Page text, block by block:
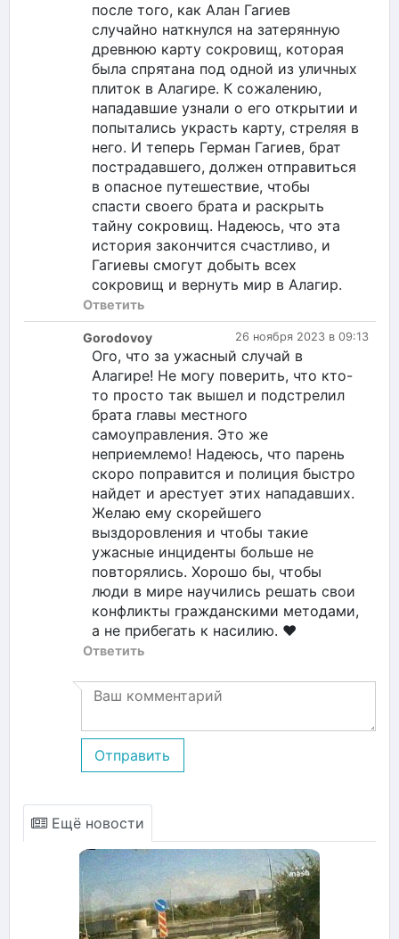
после того, как Алан Гагиев
случайно наткнулся на затерянную
древнюю карту сокровищ, которая
была спрятана под одной из уличных
плиток в Алагире. К сожалению,
нападавшие узнали о его открытии и
попытались украсть карту, стреляя в
него. И теперь Герман Гагиев, брат
пострадавшего, должен отправиться
в опасное путешествие, чтобы
спасти своего брата и раскрыть
тайну сокровищ. Надеюсь, что эта
история закончится счастливо, и
Гагиевы смогут добыть всех
сокровищ и вернуть мир в Алагир.
Ответить
26 ноября 2023 в 09:13
Gorodovoy
Ого, что за ужасный случай в
Алагире! Не могу поверить, что кто-
то просто так вышел и подстрелил
брата главы местного
самоуправления. Это же
неприемлемо! Надеюсь, что парень
скоро поправится и полиция быстро
найдет и арестует этих нападавших.
Желаю ему скорейшего
выздоровления и чтобы такие
ужасные инциденты больше не
повторялись. Хорошо бы, чтобы
люди в мире научились решать свои
конфликты гражданскими методами,
а не прибегать к насилию. ❤️
Ответить
Отправить
Ещё новости